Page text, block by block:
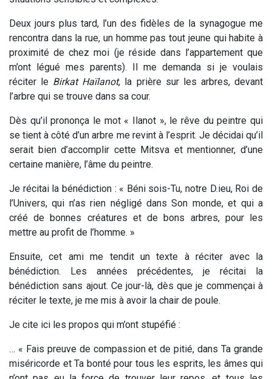
Deux jours plus tard, l’un des fidèles de la synagogue me
rencontra dans la rue, un homme pas tout jeune qui habite à
proximité de chez moi (je réside dans l’appartement que
m’ont légué mes parents). Il me demanda si je voulais
réciter le Birkat Haïlanot, la prière sur les arbres, devant
l’arbre qui se trouve dans sa cour.
Dès qu’il prononça le mot « Ilanot », le rêve du peintre qui
se tient à côté d’un arbre me revint à l’esprit. Je décidai qu’il
serait bien d’accomplir cette Mitsva et mentionner, d’une
certaine manière, l’âme du peintre.
Je récitai la bénédiction : « Béni sois-Tu, notre D.ieu, Roi de
l’Univers, qui n’as rien négligé dans Son monde, et qui a
créé de bonnes créatures et de bons arbres, pour les
mettre au profit de l’homme. »
Ensuite, cet ami me tendit un texte à réciter avec la
bénédiction. Les années précédentes, je récitai la
bénédiction sans ajout. Ce jour-là, dès que je commençai à
réciter le texte, je me mis à avoir la chair de poule.
Je cite ici les propos qui m’ont stupéfié :
… « Fais preuve de compassion et de pitié, dans Ta grande
miséricorde et Ta bonté pour tous les esprits, les âmes qui